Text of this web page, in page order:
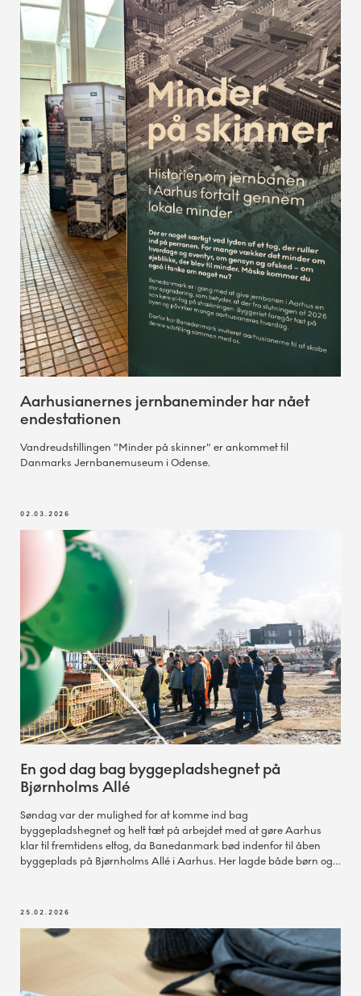
Aarhusianernes jernbaneminder har nået
endestationen
Vandreudstillingen "Minder på skinner" er ankommet til
Danmarks Jernbanemuseum i Odense.
02.03.2026
En god dag bag byggepladshegnet på
Bjørnholms Allé
Søndag var der mulighed for at komme ind bag
byggepladshegnet og helt tæt på arbejdet med at gøre Aarhus
klar til fremtidens eltog, da Banedanmark bød indenfor til åben
byggeplads på Bjørnholms Allé i Aarhus. Her lagde både børn og
25.02.2026